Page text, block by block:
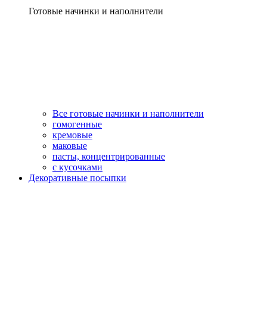
Готовые начинки и наполнители
Все готовые начинки и наполнители
гомогенные
кремовые
маковые
пасты, концентрированные
с кусочками
Декоративные посыпки